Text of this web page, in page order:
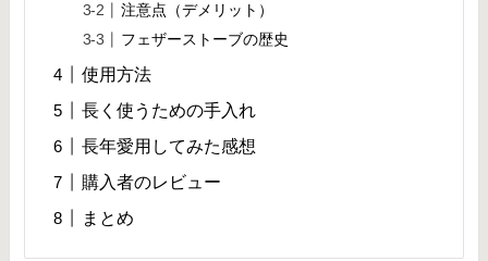
注意点（デメリット）
フェザーストーブの歴史
使用方法
長く使うための手入れ
長年愛用してみた感想
購入者のレビュー
まとめ